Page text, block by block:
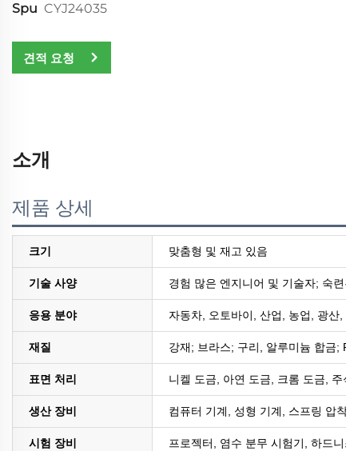
Spu CYJ24035
견적 요청
소개
제품 상세
크기 맞춤형 및 재고 있음
기술 사양 경험 많은 엔지니어 및 기술자; 숙련
응용 분야 자동차, 오토바이, 산업, 농업, 광산,
재질 강재; 브라스; 구리, 알루미늄 합금;
표면 처리 니켈 도금, 아연 도금, 크롬 도금, 주
생산 장비 컴퓨터 기계, 성형 기계, 스프링 압착
시험 장비 프로젝터, 염수 분무 시험기, 하드니